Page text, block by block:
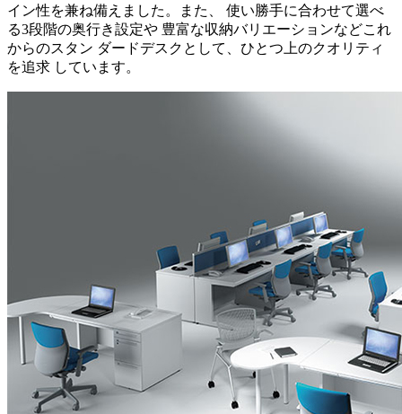
イン性を兼ね備えました。また、 使い勝手に合わせて選べ
る3段階の奥行き設定や 豊富な収納バリエーションなどこれ
からのスタン ダードデスクとして、ひとつ上のクオリティ
を追求 しています。